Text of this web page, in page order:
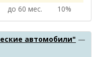
до 60 мес. 10%
автомобили" —